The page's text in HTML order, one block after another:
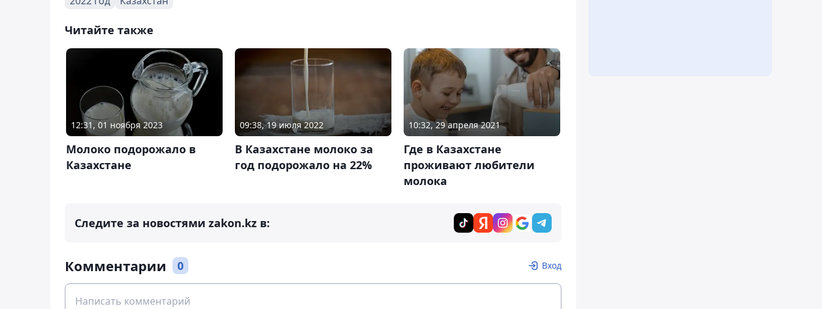
Читайте также
12:31, 01 ноября 2023
Молоко подорожало в
Казахстане
09:38, 19 июля 2022
В Казахстане молоко за
год подорожало на 22%
10:32, 29 апреля 2021
Где в Казахстане
проживают любители
молока
Следите за новостями zakon.kz в:
Комментарии 0 Вход